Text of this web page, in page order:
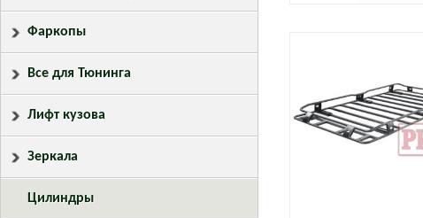
Фаркопы
Все для Тюнинга
Лифт кузова
Зеркала
Цилиндры